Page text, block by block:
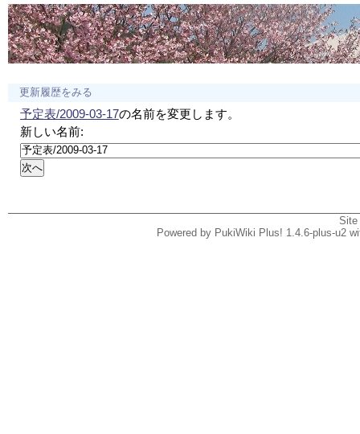
更新履歴をみる
予定表/2009-03-17の名前を変更します。
新しい名前:
Powered by PukiWiki Plus! 1.4.6-plus-u2